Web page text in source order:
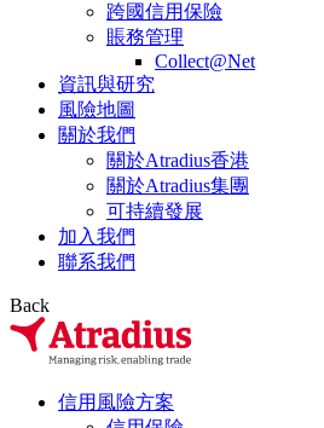
跨國信用保險
賬務管理
Collect@Net
資訊與研究
風險地圖
關於我們
關於Atradius香港
關於Atradius集團
可持續發展
加入我們
聯系我們
Back
信用風險方案